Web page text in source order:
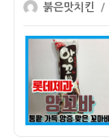
글
쓴
이
붉은맛치킨